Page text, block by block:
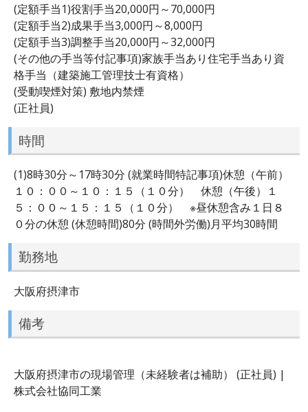
(定額手当1)役割手当20,000円～70,000円
(定額手当2)成果手当3,000円～8,000円
(定額手当3)調整手当20,000円～32,000円
(その他の手当等付記事項)家族手当あり住宅手当あり資
格手当（建築施工管理技士有資格）
(受動喫煙対策) 敷地内禁煙
(正社員)
時間
(1)8時30分～17時30分 (就業時間特記事項)休憩（午前）
１０：００～１０：１５（１０分） 休憩（午後）１
５：００～１５：１５（１０分） ※昼休憩含み１日８
０分の休憩 (休憩時間)80分 (時間外労働)月平均30時間
勤務地
大阪府摂津市
備考
大阪府摂津市の現場管理（未経験者は補助） (正社員) |
株式会社協同工業